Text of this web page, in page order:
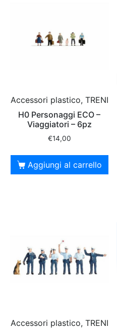
Accessori plastico, TRENI
H0 Personaggi ECO –
Viaggiatori – 6pz
€14,00
Aggiungi al carrello
Accessori plastico, TRENI